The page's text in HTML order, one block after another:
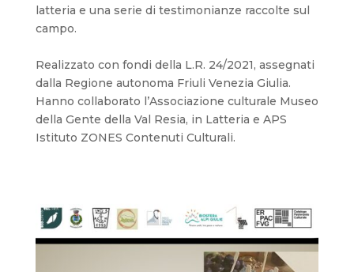
latteria e una serie di testimonianze raccolte sul
campo.
Realizzato con fondi della L.R. 24/2021, assegnati
dalla Regione autonoma Friuli Venezia Giulia.
Hanno collaborato l’Associazione culturale Museo
della Gente della Val Resia, in Latteria e APS
Istituto ZONES Contenuti Culturali.